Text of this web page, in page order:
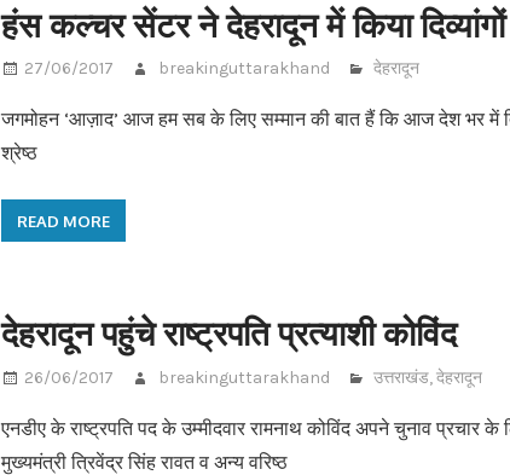
हंस कल्चर सेंटर ने देहरादून में किया
27/06/2017 breakinguttarakhand देहरादून
जगमोहन ‘आज़ाद’ आज हम सब के लिए सम्मान की बात हैं कि आज देश भर में
श्रेष्ठ
READ MORE
देहरादून पहुंचे राष्ट्रपति प्रत्याशी कोविंद
26/06/2017 breakinguttarakhand उत्तराखंड,देहरादून
एनडीए के राष्ट्रपति पद के उम्मीदवार रामनाथ कोविंद अपने चुनाव प्रचार के
मुख्यमंत्री त्रिवेंद्र सिंह रावत व अन्य वरिष्ठ